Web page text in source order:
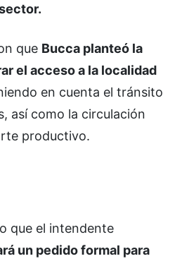
que Bucca planteó la
el acceso a la localidad
en cuenta el tránsito
así como la circulación
productivo.
que el intendente
un pedido formal para